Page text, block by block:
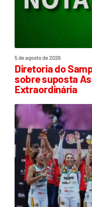
5 de agosto de 2026
Diretoria do
sobre suposta
Extraordinária